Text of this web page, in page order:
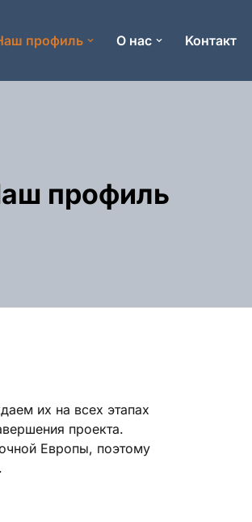
профиль О нас Koнтакт
профиль
их на всех этапах
проекта.
Европы, поэтому